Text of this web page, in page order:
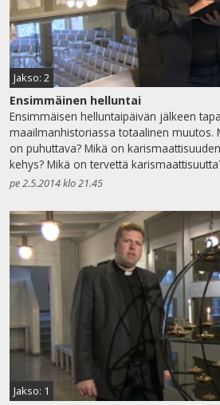
Jakso: 2
Ensimmäinen helluntai
Ensimmäisen helluntaipäivän jälkeen
maailmanhistoriassa totaalinen muutos.
on puhuttava? Mikä on
kehys? Mikä on tervettä
pe 2.5.2014 klo 21.45
Jakso: 1